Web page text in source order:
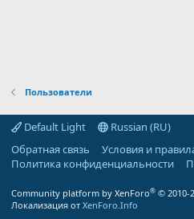
Пользователи
Default Light
Russian (RU)
Обратная связь
Условия и
Политика конфиденциальности
Community platform by XenForo® © 2010-
Локализация от XenForo.Info